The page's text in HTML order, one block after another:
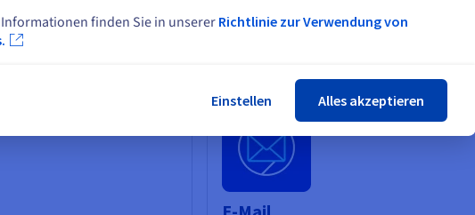
finden Sie in unsererRichtlinie zur Verwendung von
Einstellen Alles akzeptieren